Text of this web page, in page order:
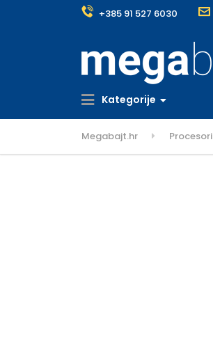
+385 91 527 6030
Kategorije
Megabajt.hr Procesori